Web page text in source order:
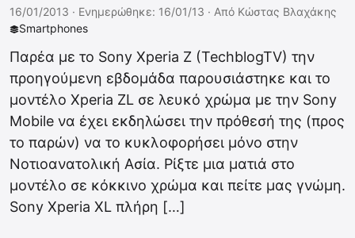
Smartphones
16/01/2013 · Ενημερώθηκε: 16/01/13 · Από Κώστας Βλαχάκης
Παρέα με το Sony Xperia Z (TechblogTV) την
προηγούμενη εβδομάδα παρουσιάστηκε και το
μοντέλο Xperia ZL σε λευκό χρώμα με την Sony
Mobile να έχει εκδηλώσει την πρόθεσή της (προς
το παρών) να το κυκλοφορήσει μόνο στην
Νοτιοανατολική Ασία. Ρίξτε μια ματιά στο
μοντέλο σε κόκκινο χρώμα και πείτε μας γνώμη.
Sony Xperia XL πλήρη […]